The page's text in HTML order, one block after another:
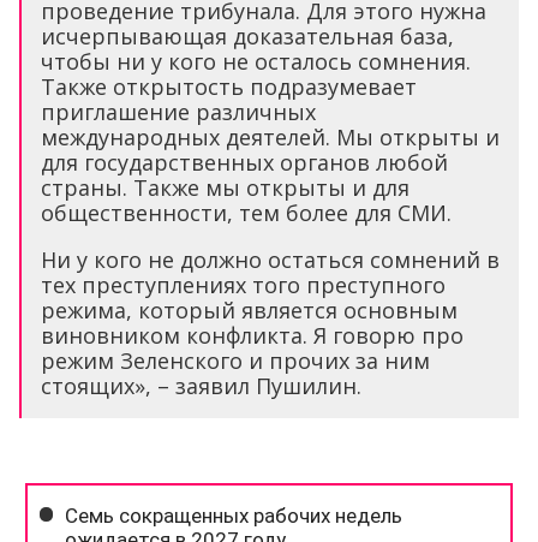
проведение трибунала. Для этого нужна
исчерпывающая доказательная база,
чтобы ни у кого не осталось сомнения.
Также открытость подразумевает
приглашение различных
международных деятелей. Мы открыты и
для государственных органов любой
страны. Также мы открыты и для
общественности, тем более для СМИ.
Ни у кого не должно остаться сомнений в
тех преступлениях того преступного
режима, который является основным
виновником конфликта. Я говорю про
режим Зеленского и прочих за ним
стоящих», – заявил Пушилин.